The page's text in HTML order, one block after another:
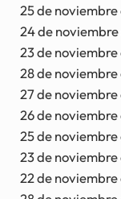
25 de noviembre
24 de
23 de
28 de
27 de
26 de
25 de
23 de
22 de